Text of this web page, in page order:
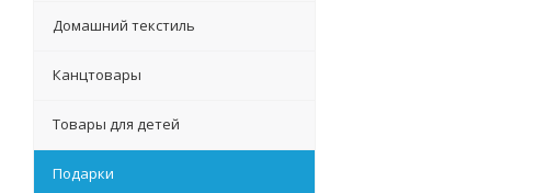
Домашний текстиль
Канцтовары
Товары для детей
Подарки